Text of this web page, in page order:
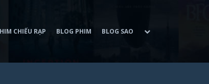
CHIẾU RẠP BLOG PHIM BLOG SAO